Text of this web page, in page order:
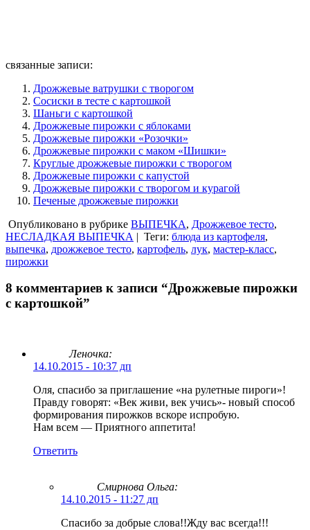
связанные записи:
Дрожжевые ватрушки с творогом
Сосиски в тесте с картошкой
Шаньги с картошкой
Дрожжевые пирожки с яблоками
Дрожжевые пирожки «Розочки»
Дрожжевые пирожки с маком «Шишки»
Круглые дрожжевые пирожки с творогом
Дрожжевые пирожки с капустой
Дрожжевые пирожки с творогом и курагой
Печеные дрожжевые пирожки
Опубликовано в рубрике ВЫПЕЧКА, Дрожжевое тесто,
НЕСЛАДКАЯ ВЫПЕЧКА | Теги: блюда из картофеля,
выпечка, дрожжевое тесто, картофель, лук, мастер-класс,
пирожки
8 комментариев к записи “Дрожжевые пирожки
с картошкой”
Леночка:
14.10.2015 - 10:37 дп
Оля, спасибо за приглашение «на рулетные пироги»!
Правду говорят: «Век живи, век учись»- новый способ
формирования пирожков вскоре испробую.
Нам всем — Приятного аппетита!
Ответить
Смирнова Ольга:
14.10.2015 - 11:27 дп
Спасибо за добрые слова!!Жду вас всегда!!!